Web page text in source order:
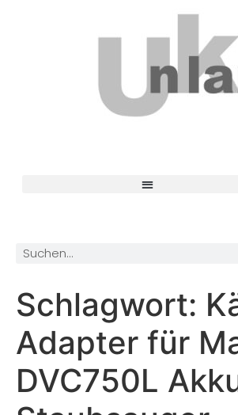
Schlagwort:
Adapter für
DVC750L